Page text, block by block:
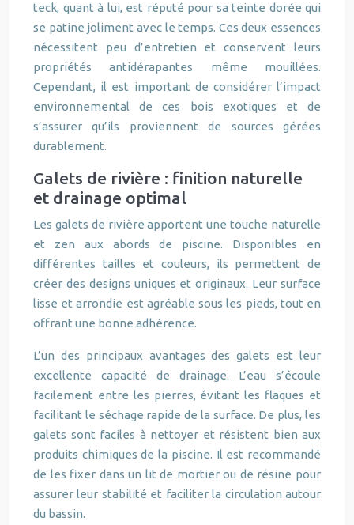
teck, quant à lui, est réputé pour sa teinte dorée qui
se patine joliment avec le temps. Ces deux essences
nécessitent peu d’entretien et conservent leurs
propriétés antidérapantes même mouillées.
Cependant, il est important de considérer l’impact
environnemental de ces bois exotiques et de
s’assurer qu’ils proviennent de sources gérées
durablement.
Galets de rivière : finition naturelle
et drainage optimal
Les galets de rivière apportent une touche naturelle
et zen aux abords de piscine. Disponibles en
différentes tailles et couleurs, ils permettent de
créer des designs uniques et originaux. Leur surface
lisse et arrondie est agréable sous les pieds, tout en
offrant une bonne adhérence.
L’un des principaux avantages des galets est leur
excellente capacité de drainage. L’eau s’écoule
facilement entre les pierres, évitant les flaques et
facilitant le séchage rapide de la surface. De plus, les
galets sont faciles à nettoyer et résistent bien aux
produits chimiques de la piscine. Il est recommandé
de les fixer dans un lit de mortier ou de résine pour
assurer leur stabilité et faciliter la circulation autour
du bassin.